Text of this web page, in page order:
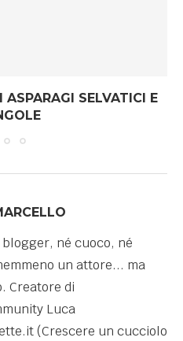
ASPARAGI SELVATICI E
blogger, né cuoco, né
un attore... ma
Creatore di
Luca
(Crescere un cucciolo